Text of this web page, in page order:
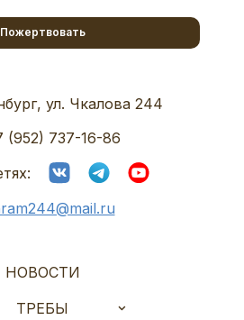
Пожертвовать
ул. Чкалова 244
(952) 737-16-86
НОВОСТИ
ТРЕБЫ